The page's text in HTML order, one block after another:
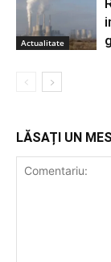
Actualitate
LĂSAȚI UN